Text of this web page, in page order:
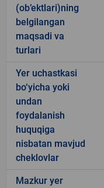
(ob’ektlari)ning
belgilangan
maqsadi va
turlari
Yer uchastkasi
bo‘yicha yoki
undan
foydalanish
huquqiga
nisbatan mavjud
cheklovlar
Mazkur yer